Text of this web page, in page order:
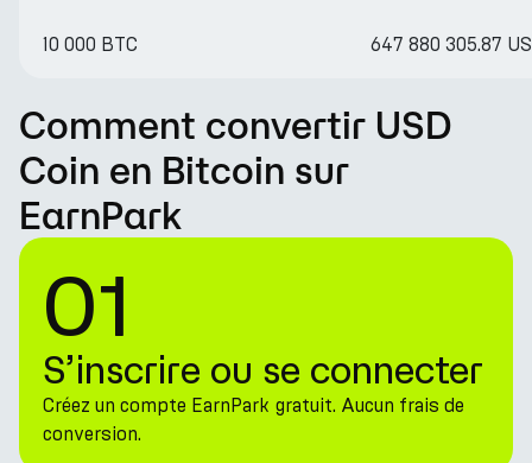
10 000 BTC 647 880 305.87
Comment convertir USD
Coin en Bitcoin sur
EarnPark
01
S’inscrire ou se connecter
Créez un compte EarnPark gratuit. Aucun frais de
conversion.